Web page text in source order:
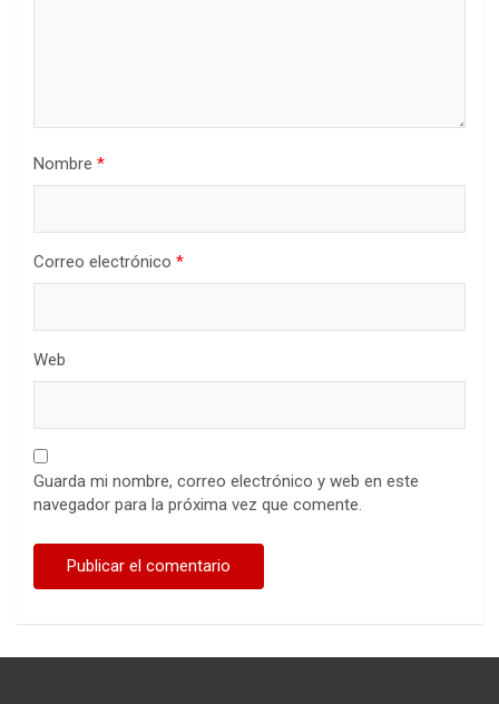
Nombre *
Correo electrónico *
Web
Guarda mi nombre, correo electrónico y web en este
navegador para la próxima vez que comente.